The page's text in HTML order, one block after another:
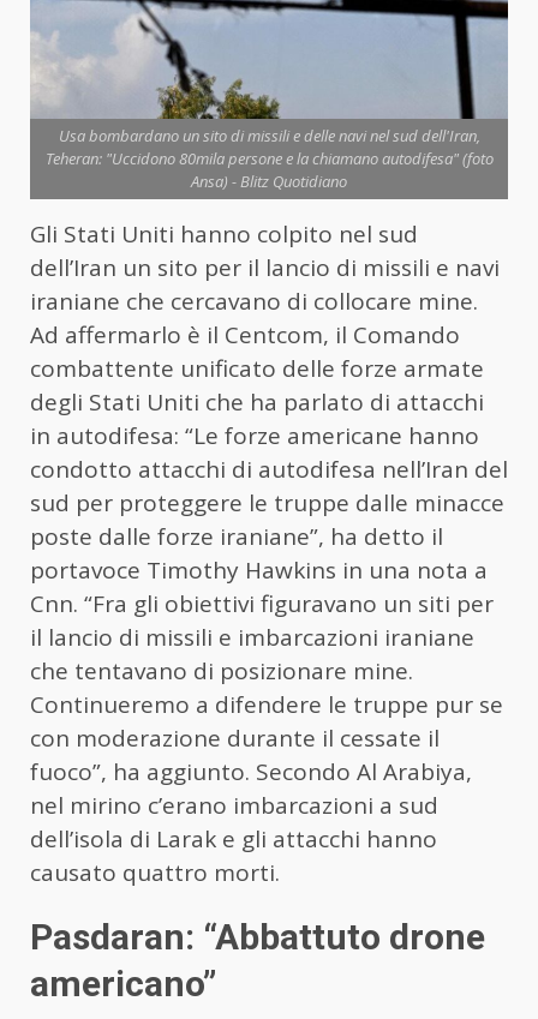
Usa bombardano un sito di missili e delle navi nel sud dell'Iran,
Teheran: "Uccidono 80mila persone e la chiamano autodifesa" (foto
Ansa) - Blitz Quotidiano
Gli Stati Uniti hanno colpito nel sud
dell’Iran un sito per il lancio di missili e navi
iraniane che cercavano di collocare mine.
Ad affermarlo è il Centcom, il Comando
combattente unificato delle forze armate
degli Stati Uniti che ha parlato di attacchi
in autodifesa: “Le forze americane hanno
condotto attacchi di autodifesa nell’Iran del
sud per proteggere le truppe dalle minacce
poste dalle forze iraniane”, ha detto il
portavoce Timothy Hawkins in una nota a
Cnn. “Fra gli obiettivi figuravano un siti per
il lancio di missili e imbarcazioni iraniane
che tentavano di posizionare mine.
Continueremo a difendere le truppe pur se
con moderazione durante il cessate il
fuoco”, ha aggiunto. Secondo Al Arabiya,
nel mirino c’erano imbarcazioni a sud
dell’isola di Larak e gli attacchi hanno
causato quattro morti.
Pasdaran: “Abbattuto drone
americano”